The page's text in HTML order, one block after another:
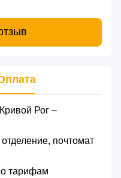
Рог –
почтомат
тарифам